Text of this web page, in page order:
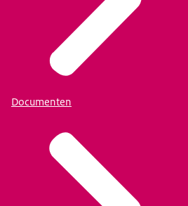
Documenten